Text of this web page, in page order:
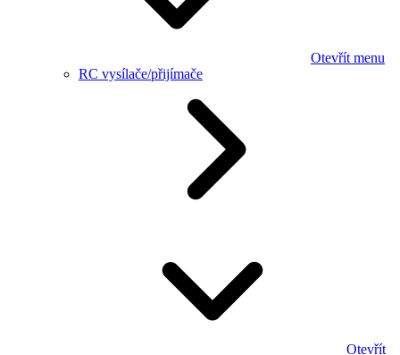
Otevřít menu
RC vysílače/přijímače
Otevřít